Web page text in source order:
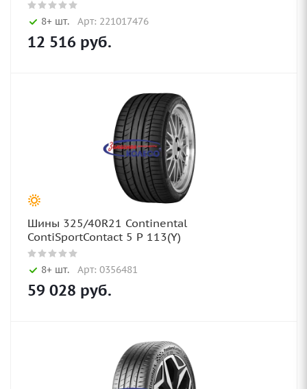
8+ шт. Арт: 221017476
12 516 руб.
Шины 325/40R21 Continental
ContiSportContact 5 P 113(Y)
8+ шт. Арт: 0356481
59 028 руб.